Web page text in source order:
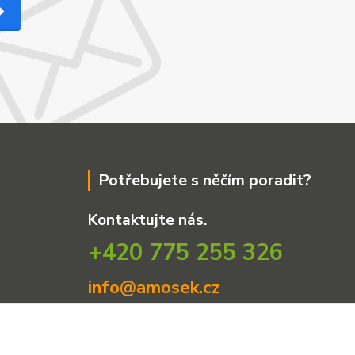
Potřebujete s něčím poradit?
Kontaktujte nás.
+420 775 255 326
info@amosek.cz